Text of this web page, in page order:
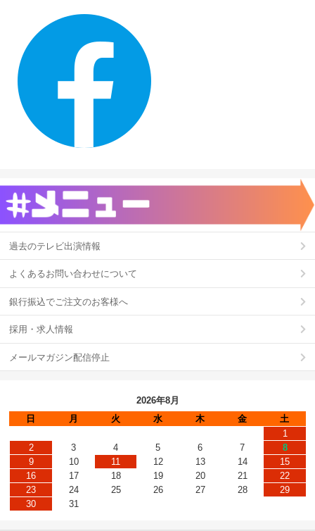
過去のテレビ出演情報
よくあるお問い合わせについて
銀行振込でご注文のお客様へ
採用・求人情報
メールマガジン配信停止
2026年8月
日
月 火 水 木 金
土
1
2
3 4 5 6 7
8
9
10 11 12 13 14
15
16
17 18 19 20 21
22
23
24 25 26 27 28
29
30
31